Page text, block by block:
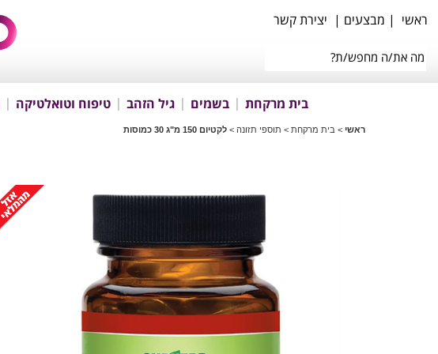
ראשי | מבצעים | יצירת קשר
בית מרקחת בשמים גיל הזהב טיפוח וטואלטיקה
ראשי > בית מרקחת > תוספי תזונה > לקטיום 150 מ"ג 30 כמוסות